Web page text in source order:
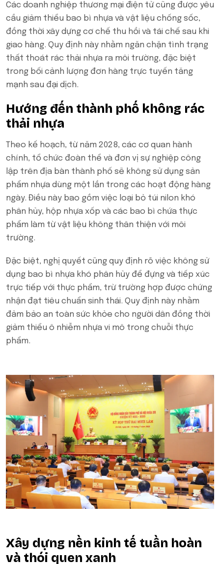
Các doanh nghiệp thương mại điện tử cũng được yêu
cầu giảm thiểu bao bì nhựa và vật liệu chống sốc,
đồng thời xây dựng cơ chế thu hồi và tái chế sau khi
giao hàng. Quy định này nhằm ngăn chặn tình trạng
thất thoát rác thải nhựa ra môi trường, đặc biệt
trong bối cảnh lượng đơn hàng trực tuyến tăng
mạnh sau đại dịch.
Hướng đến thành phố không rác
thải nhựa
Theo kế hoạch, từ năm 2028, các cơ quan hành
chính, tổ chức đoàn thể và đơn vị sự nghiệp công
lập trên địa bàn thành phố sẽ không sử dụng sản
phẩm nhựa dùng một lần trong các hoạt động hàng
ngày. Điều này bao gồm việc loại bỏ túi nilon khó
phân hủy, hộp nhựa xốp và các bao bì chứa thực
phẩm làm từ vật liệu không thân thiện với môi
trường.
Đặc biệt, nghị quyết cũng quy định rõ việc không sử
dụng bao bì nhựa khó phân hủy để đựng và tiếp xúc
trực tiếp với thực phẩm, trừ trường hợp được chứng
nhận đạt tiêu chuẩn sinh thái. Quy định này nhằm
đảm bảo an toàn sức khỏe cho người dân đồng thời
giảm thiểu ô nhiễm nhựa vi mô trong chuỗi thực
phẩm.
Xây dựng nền kinh tế tuần hoàn
và thói quen xanh